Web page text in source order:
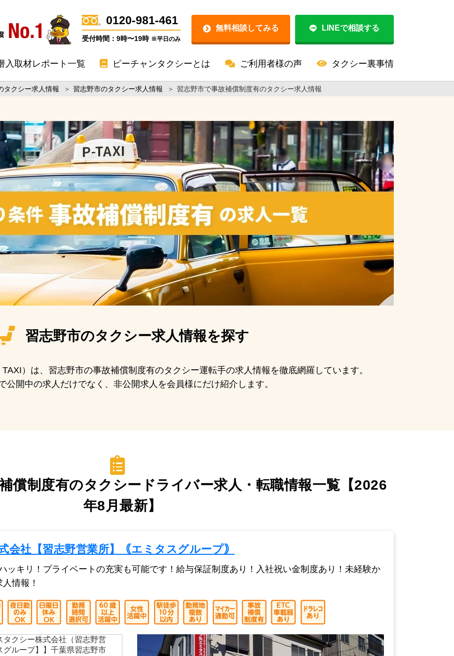
0120-981-461
受付時間：9時〜19時 ※平日のみ
無料相談してみる LINEで相談する
入取材レポート一覧 ピーチャンタクシーとは ご利用者様の声 タクシー裏事情
タクシー求人情報 ＞ 習志野市のタクシー求人情報 ＞ 習志野市で事故補償制度有のタクシー求人情報
習志野市のタクシー求人情報を探す
）は、習志野市の事故補償制度有のタクシー運転手の求人情報を徹底網羅しています。
公開中の求人だけでなく、非公開求人を会員様にだけ紹介します。
償制度有のタクシードライバー求人・転職情報一覧【2026
年8月最新】
会社【習志野営業所】｟エミタスグループ｠
ッキリ！プライベートの充実も可能です！給与保証制度あり！入社祝い金制度あり！未経験か
情報！
タクシー株式会社（習志野営
グループ】】千葉県習志野市